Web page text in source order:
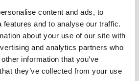
content and ads, to
and to analyse our traffic.
about your use of our site with
and analytics partners who
information that you’ve
they’ve collected from your use
más exigentes del sector
su aspecto y prestaciones
de uso intensivo, aportando
y consistencia cromática